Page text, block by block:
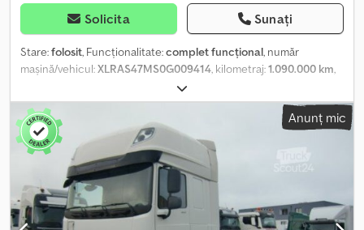
Solicita Sunați
Stare:folosit, Funcționalitate:complet funcțional, număr
mașină/vehicul:XLRAS47MS0G009414, kilometraj:1.090.000 km,
, tip combustibil:
dimensiunea anvelopei:315/80, configurație ax:6x2, ampatament:
4.200 mm
motorină
, tip de angrenaj:
mecanic
, clasă de emisii:Euro 5 , suspensie:
fabricație: 2014 , Dotări:aer condiționat, blocare diferențial, pilot
automat de viteză, proiectoare de ceață, retarder
, Anul 2014
Kilometraj: 1.090.000 km Emisii: Euro 5 ATe Csdpfxozlqgce Acfjrf
Șasiu: 6x2, ampatament 4.200 mm Axa a 3-a: inteligentă Transmisie:
manuală Retarder: ZF Compartiment frigorific + sertar Climă de
Anunț mic